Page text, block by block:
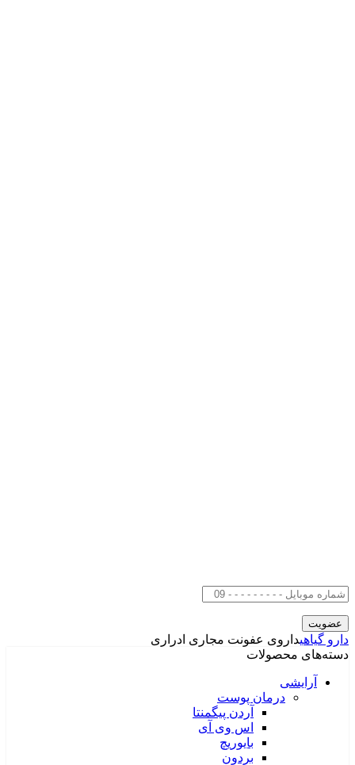
دارو گیاهیداروی عفونت مجاری ادراری
دسته‌های محصولات
آرایشی
درمان پوست
آردن پیگمنتا
اس وی آی
بایوریچ
بردون